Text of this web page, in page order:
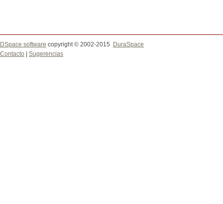
DSpace software copyright © 2002-2015
DuraSpace
Contacto
Sugerencias